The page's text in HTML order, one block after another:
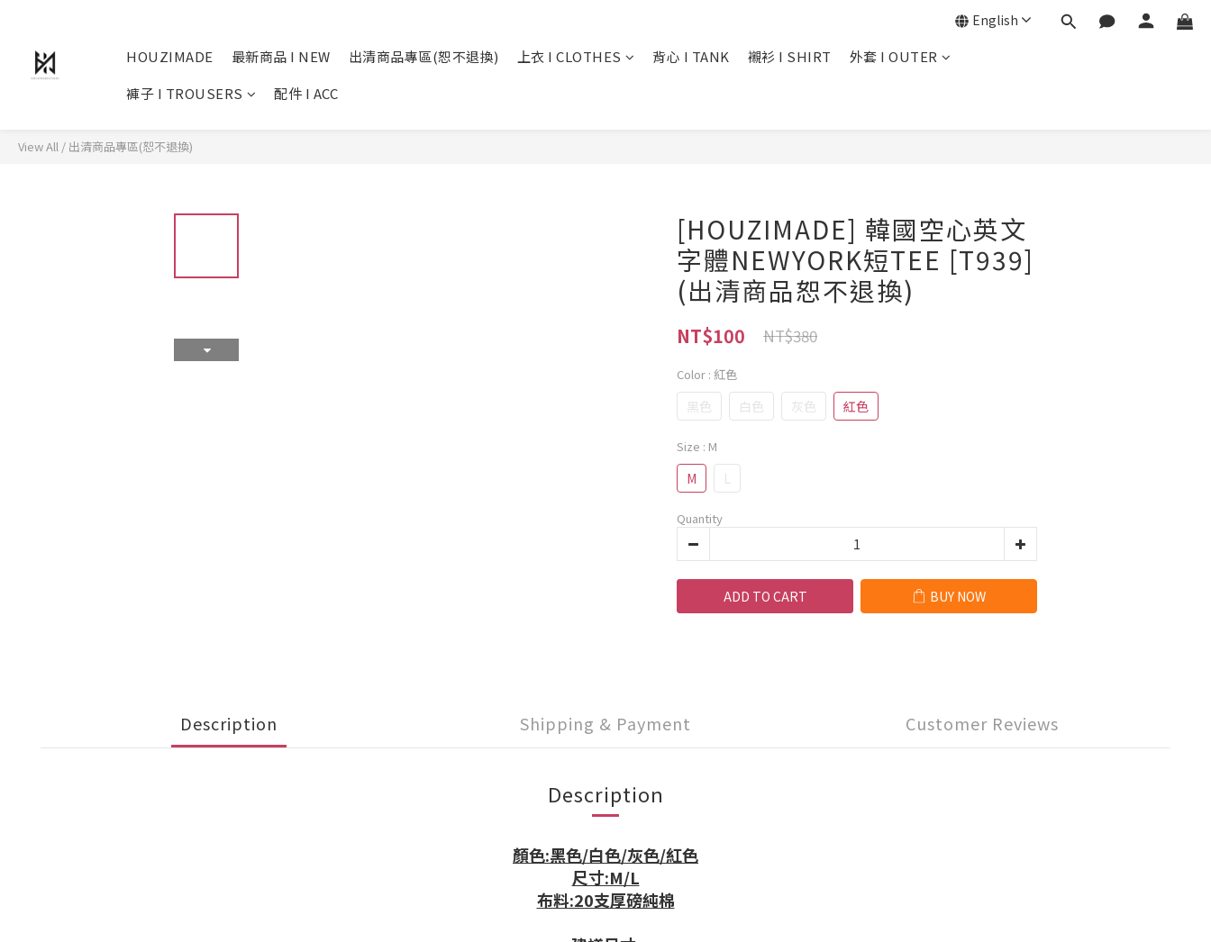
HOUZIMADE 最新商品 I NEW 出清商品專區(恕不退換) 上衣 I CLOTHES 背心 I TANK 襯衫 I SHIRT
外套 I OUTER
褲子 I TROUSERS
配件 I ACC
English
View All / 出清商品專區(恕不退換)
[HOUZIMADE] 韓國空心英文
字體NEWYORK短TEE [T939]
(出清商品恕不退換)
NT$100 NT$380
Color : 紅色
黑色 白色 灰色 紅色
Size : M
M L
Quantity
ADD TO CART BUY NOW
Description Shipping & Payment Customer Reviews
Description
顏色:黑色/白色/灰色/紅色
尺寸:M/L
布料:20支厚磅純棉